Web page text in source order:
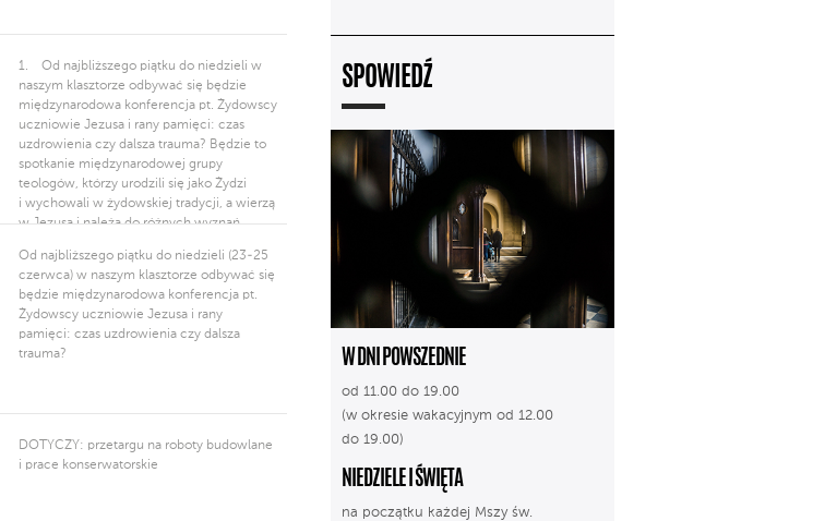
1. Od najbliższego piątku do niedzieli w
naszym klasztorze odbywać się będzie
międzynarodowa konferencja pt. Żydowscy
uczniowie Jezusa i rany pamięci: czas
uzdrowienia czy dalsza trauma? Będzie to
spotkanie międzynarodowej grupy
teologów, którzy urodzili się jako Żydzi
i wychowali w żydowskiej tradycji, a wierzą
w Jezusa i należą do różnych wyznań
bezpłatny. Szczegóły na stronie
internetowej klasztoru i na plakatach.
Od najbliższego piątku do niedzieli (23-25
czerwca) w naszym klasztorze odbywać się
będzie międzynarodowa konferencja pt.
Żydowscy uczniowie Jezusa i rany
pamięci: czas uzdrowienia czy dalsza
trauma?
DOTYCZY: przetargu na roboty budowlane
i prace konserwatorskie
SPOWIEDŹ
W DNI POWSZEDNIE
od 11.00 do 19.00
(w okresie wakacyjnym od 12.00
do 19.00)
NIEDZIELE I ŚWIĘTA
na początku każdej Mszy św.